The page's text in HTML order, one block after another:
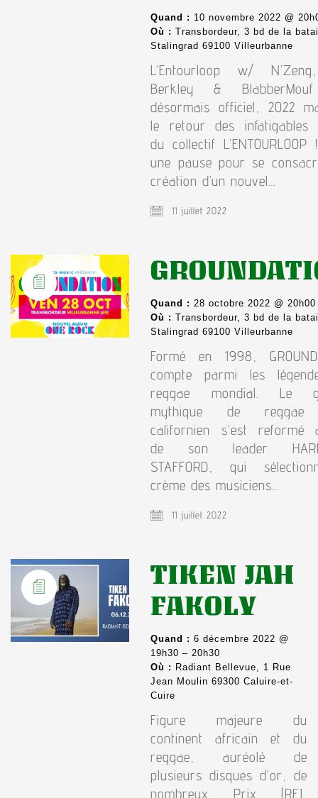
Quand : 10 novembre 2022 @
Où : Transbordeur, 3 bd de la
Stalingrad 69100 Villeurbanne
L’Entourloop w/
Berkley & BlabberMouf
désormais officiel, 2022
le retour des infatigables
du collectif
une pause pour se
création d’un nouvel…
11 juillet 2022
Quand : 28 octobre 2022 @ 20h00
Où : Transbordeur, 3 bd de la
Stalingrad 69100 Villeurbanne
Formé en 1998,
compte parmi les
reggae mondial. Le
mythique de
californien s’est reformé
de son leader
STAFFORD, qui
crème des musiciens…
11 juillet 2022
TIKEN JAH
FAKOLY
Quand : 6 décembre 2022 @
19h30 – 20h30
Où : Radiant Bellevue, 1 Rue
Jean Moulin 69300 Caluire-et-
Cuire
Figure majeure du
continent africain et du
reggae, auréolé de
plusieurs disques d’or, de
nombreux Prix (RFI,